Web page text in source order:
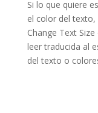
Si lo que quiere
el color del
Change Text
leer traducida al
del texto o